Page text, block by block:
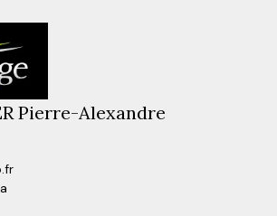
Pierre-Alexandre